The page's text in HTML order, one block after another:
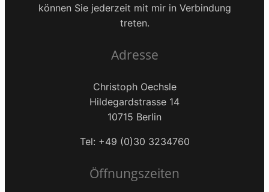
können Sie jederzeit mit mir in Verbindung
treten.
Adresse
Christoph Oechsle
Hildegardstrasse 14
10715 Berlin
Tel: +49 (0)30 3234760
Öffnungszeiten